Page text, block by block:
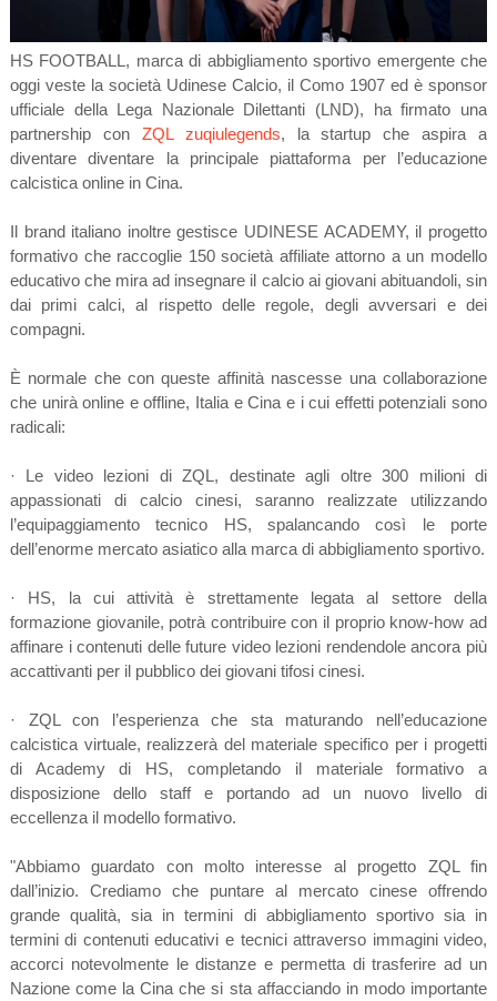
HS FOOTBALL, marca di abbigliamento sportivo emergente che
oggi veste la società Udinese Calcio, il Como 1907 ed è sponsor
ufficiale della Lega Nazionale Dilettanti (LND), ha firmato una
partnership con ZQL zuqiulegends, la startup che aspira a
diventare diventare la principale piattaforma per l’educazione
calcistica online in Cina.
Il brand italiano inoltre gestisce UDINESE ACADEMY, il progetto
formativo che raccoglie 150 società affiliate attorno a un modello
educativo che mira ad insegnare il calcio ai giovani abituandoli, sin
dai primi calci, al rispetto delle regole, degli avversari e dei
compagni.
È normale che con queste affinità nascesse una collaborazione
che unirà online e offline, Italia e Cina e i cui effetti potenziali sono
radicali:
· Le video lezioni di ZQL, destinate agli oltre 300 milioni di
appassionati di calcio cinesi, saranno realizzate utilizzando
l’equipaggiamento tecnico HS, spalancando così le porte
dell’enorme mercato asiatico alla marca di abbigliamento sportivo.
· HS, la cui attività è strettamente legata al settore della
formazione giovanile, potrà contribuire con il proprio know-how ad
affinare i contenuti delle future video lezioni rendendole ancora più
accattivanti per il pubblico dei giovani tifosi cinesi.
· ZQL con l’esperienza che sta maturando nell’educazione
calcistica virtuale, realizzerà del materiale specifico per i progetti
di Academy di HS, completando il materiale formativo a
disposizione dello staff e portando ad un nuovo livello di
eccellenza il modello formativo.
"Abbiamo guardato con molto interesse al progetto ZQL fin
dall’inizio. Crediamo che puntare al mercato cinese offrendo
grande qualità, sia in termini di abbigliamento sportivo sia in
termini di contenuti educativi e tecnici attraverso immagini video,
accorci notevolmente le distanze e permetta di trasferire ad un
Nazione come la Cina che si sta affacciando in modo importante